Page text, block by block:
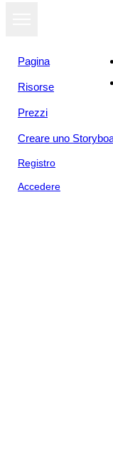
Pagina
Risorse
Prezzi
Creare uno
Registro
Accedere
Visualizza
come